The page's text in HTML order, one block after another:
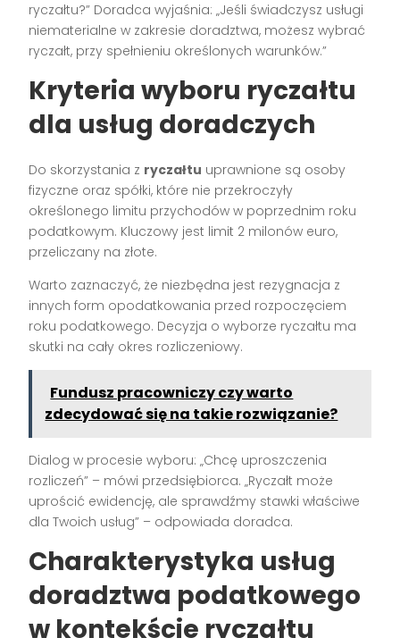
ryczałtu?” Doradca wyjaśnia: „Jeśli świadczysz usługi
niematerialne w zakresie doradztwa, możesz wybrać
ryczałt, przy spełnieniu określonych warunków.”
Kryteria wyboru ryczałtu
dla usług doradczych
Do skorzystania z ryczałtu uprawnione są osoby
fizyczne oraz spółki, które nie przekroczyły
określonego limitu przychodów w poprzednim roku
podatkowym. Kluczowy jest limit 2 milonów euro,
przeliczany na złote.
Warto zaznaczyć, że niezbędna jest rezygnacja z
innych form opodatkowania przed rozpoczęciem
roku podatkowego. Decyzja o wyborze ryczałtu ma
skutki na cały okres rozliczeniowy.
Fundusz pracowniczy czy warto
zdecydować się na takie rozwiązanie?
Dialog w procesie wyboru: „Chcę uproszczenia
rozliczeń” – mówi przedsiębiorca. „Ryczałt może
uprościć ewidencję, ale sprawdźmy stawki właściwe
dla Twoich usług” – odpowiada doradca.
Charakterystyka usług
doradztwa podatkowego
w kontekście ryczałtu